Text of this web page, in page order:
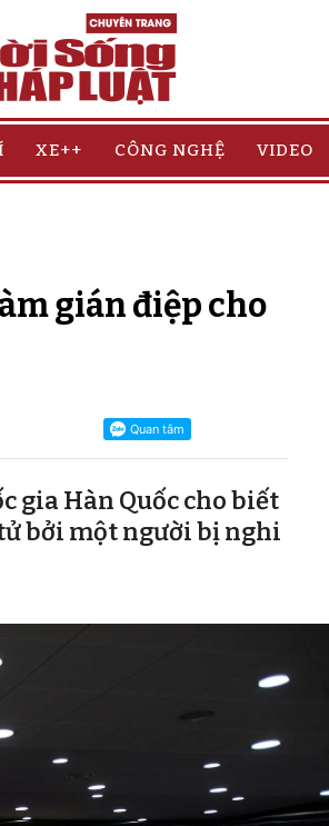
XE++ CÔNG NGHỆ VIDEO
gián điệp cho
gia Hàn Quốc cho biết
bởi một người bị nghi